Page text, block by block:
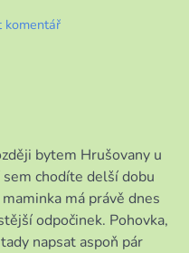
komentář
bytem Hrušovany u
chodíte delší dobu
má právě dnes
odpočinek. Pohovka,
napsat aspoň pár